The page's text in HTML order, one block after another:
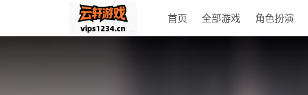
首页 全部游戏 角色扮演